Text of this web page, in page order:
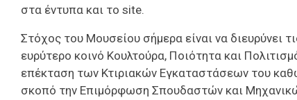
στα έντυπα και το site.
Στόχος του Μουσείου σήμερα είναι να διευρύνει
ευρύτερο κοινό Κουλτούρα, Ποιότητα και
επέκταση των Κτιριακών Εγκαταστάσεων του
σκοπό την Επιμόρφωση Σπουδαστών και